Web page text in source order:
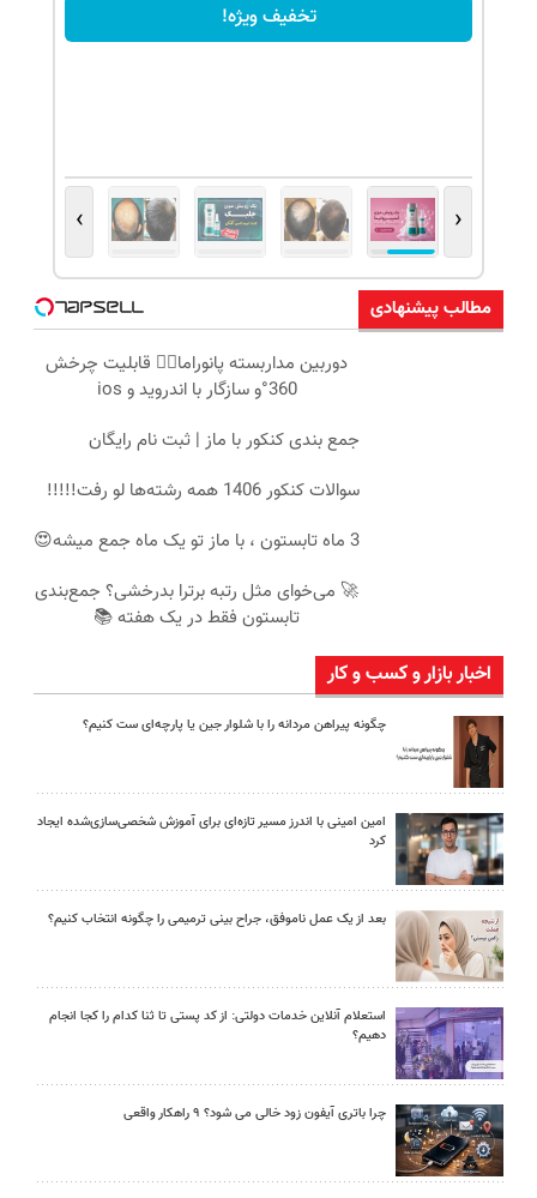
تخفیف ویژه!
‹
›
مطالب پیشنهادی
دوربین مداربسته پانوراما👈🏻 قابلیت چرخش
360°و سازگار با اندروید و ios
جمع بندی کنکور با ماز | ثبت نام رایگان
سوالات کنکور 1406 همه رشته‌ها لو رفت!!!!!
3 ماه تابستون ، با ماز تو یک ماه جمع میشه😍
🚀 می‌خوای مثل رتبه برترا بدرخشی؟ جمع‌بندی
تابستون فقط در یک هفته 📚
اخبار بازار و کسب و کار
چگونه پیراهن مردانه را با شلوار جین یا پارچه‌ای ست کنیم؟
امین امینی با اندرز مسیر تازه‌ای برای آموزش شخصی‌سازی‌شده ایجاد
کرد
بعد از یک عمل ناموفق، جراح بینی ترمیمی را چگونه انتخاب کنیم؟
استعلام آنلاین خدمات دولتی: از کد پستی تا ثنا کدام را کجا انجام
دهیم؟
چرا باتری آیفون زود خالی می شود؟ ۹ راهکار واقعی